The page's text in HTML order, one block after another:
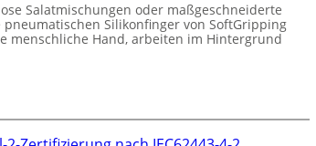
Salatmischungen oder maßgeschneiderte
Silikonfinger von SoftGripping
menschliche Hand, arbeiten im Hintergrund